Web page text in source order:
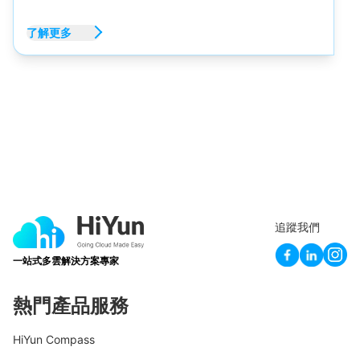
了解更多
一站式多雲解決方案專家
追蹤我們
熱門產品服務
HiYun Compass